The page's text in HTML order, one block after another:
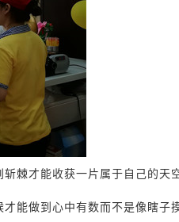
棘才能收获一片属于自己的天
能做到心中有数而不是像瞎子